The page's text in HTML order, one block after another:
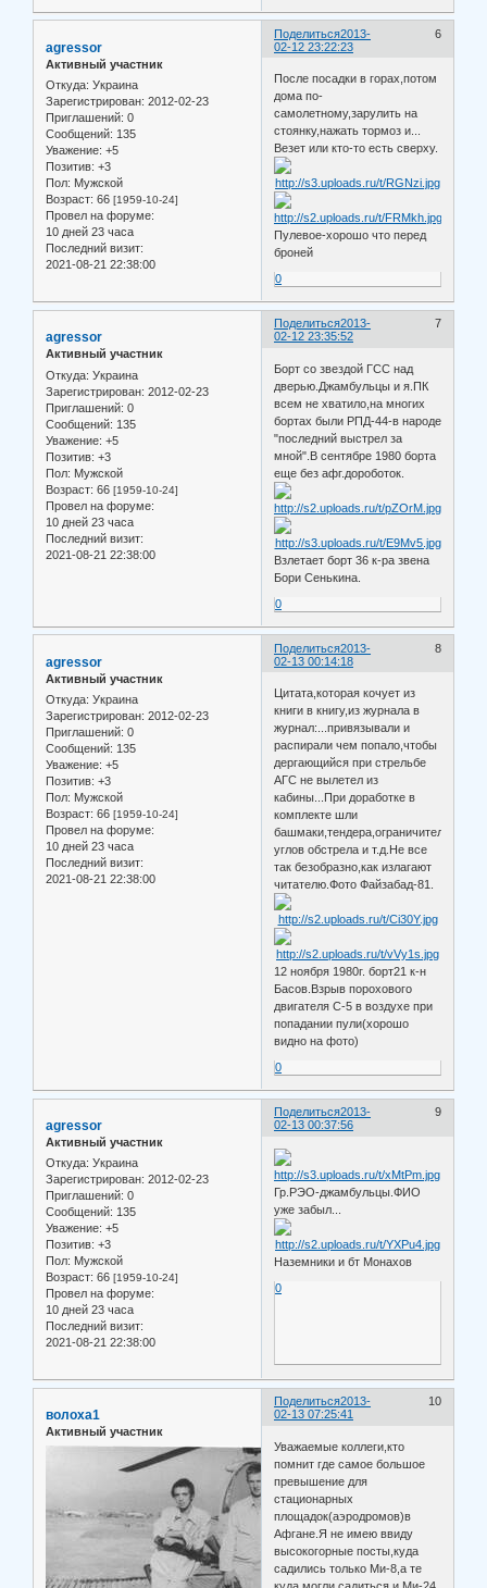
Поделиться 6
2013-
02-12 23:22:23
agressor
Активный участник
Откуда: Украина
Зарегистрирован: 2012-02-23
Приглашений: 0
Сообщений: 135
Уважение: +5
Позитив: +3
Пол: Мужской
Возраст: 66 [1959-10-24]
Провел на форуме:
10 дней 23 часа
Последний визит:
2021-08-21 22:38:00
После посадки в горах,потом
дома по-
самолетному,зарулить на
стоянку,нажать тормоз и...
Везет или кто-то есть сверху.
Пулевое-хорошо что перед
броней
0
Поделиться 7
2013-
02-12 23:35:52
agressor
Активный участник
Откуда: Украина
Зарегистрирован: 2012-02-23
Приглашений: 0
Сообщений: 135
Уважение: +5
Позитив: +3
Пол: Мужской
Возраст: 66 [1959-10-24]
Провел на форуме:
10 дней 23 часа
Последний визит:
2021-08-21 22:38:00
Борт со звездой ГСС над
дверью.Джамбульцы и я.ПК
всем не хватило,на многих
бортах были РПД-44-в народе
"последний выстрел за
мной".В сентябре 1980 борта
еще без афг.дороботок.
Взлетает борт 36 к-ра звена
Бори Сенькина.
0
Поделиться 8
2013-
02-13 00:14:18
agressor
Активный участник
Откуда: Украина
Зарегистрирован: 2012-02-23
Приглашений: 0
Сообщений: 135
Уважение: +5
Позитив: +3
Пол: Мужской
Возраст: 66 [1959-10-24]
Провел на форуме:
10 дней 23 часа
Последний визит:
2021-08-21 22:38:00
Цитата,которая кочует из
книги в книгу,из журнала в
журнал:...привязывали и
распирали чем попало,чтобы
дергающийся при стрельбе
АГС не вылетел из
кабины...При доработке в
комплекте шли
башмаки,тендера,ограничители
углов обстрела и т.д.Не все
так безобразно,как излагают
читателю.Фото Файзабад-81.
12 ноября 1980г. борт21 к-н
Басов.Взрыв порохового
двигателя С-5 в воздухе при
попадании пули(хорошо
видно на фото)
0
Поделиться 9
2013-
02-13 00:37:56
agressor
Активный участник
Откуда: Украина
Зарегистрирован: 2012-02-23
Приглашений: 0
Сообщений: 135
Уважение: +5
Позитив: +3
Пол: Мужской
Возраст: 66 [1959-10-24]
Провел на форуме:
10 дней 23 часа
Последний визит:
2021-08-21 22:38:00
Гр.РЭО-джамбульцы.ФИО
уже забыл...
Наземники и бт Монахов
0
Поделиться 10
2013-
02-13 07:25:41
волоха1
Активный участник
Уважаемые коллеги,кто
помнит где самое большое
превышение для
стационарных
площадок(аэродромов)в
Афгане.Я не имею ввиду
высокогорные посты,куда
садились только Ми-8,а те